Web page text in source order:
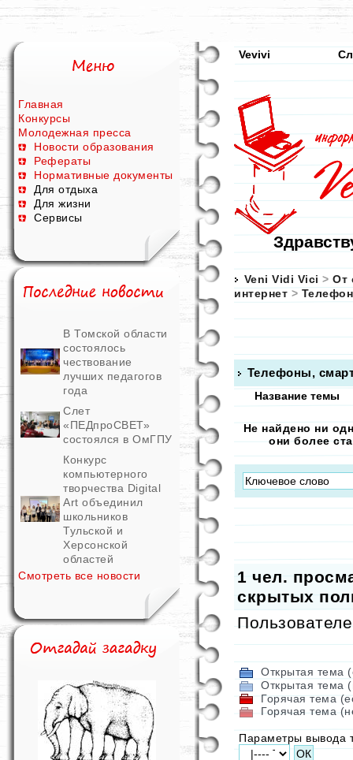
Главная
Конкурсы
Молодежная пресса
Новости образования
Рефераты
Нормативные документы
Для отдыха
Для жизни
Сервисы
В Томской области
состоялось
чествование
лучших педагогов
года
Слет
«ПЕДпроСВЕТ»
состоялся в ОмГПУ
Конкурс
компьютерного
творчества Digital
Art объединил
школьников
Тульской и
Херсонской
областей
Смотреть все новости
Vevivi
Veni Vidi Vici > От
интернет >
Телефоны,
Название темы
Не найдено ни
они более
1 чел.
скрытых
Открытая тема
Открытая тема
Горячая тема
Горячая тема
Параметры вывода